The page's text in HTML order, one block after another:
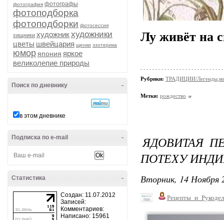
фотография фотографы
фотоподборка
фотоподборки фотосессия
хищники художникхудожники
цветы швейцария щенки эзотерика
юмор япония яркое
великолепие природы
-
Поиск по дневнику
в этом дневнике
-
Подписка по e-mail
-
Статистика
Создан: 11.07.2012
Записей:
Комментариев:
Написано: 15961
Лу живёт на
Рубрики: ТРАДИЦИИ/
Метки: рождество
ЯДОВИТАЯ
ПОТЕХУ
Вторник, 14 Ноября